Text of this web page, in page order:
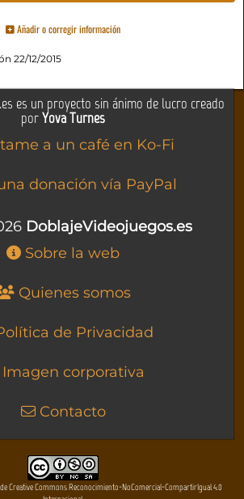
Añadir o corregir información
22/12/2015
es un proyecto sin ánimo de lucro creado
porYova Turnes
a un café en Ko-Fi
donación vía PayPal
DoblajeVideojuegos.es
Sobre la web
Quienes somos
de Privacidad
corporativa
Contacto
Creative Commons Reconocimiento-NoComercial-CompartirIgual 4.0